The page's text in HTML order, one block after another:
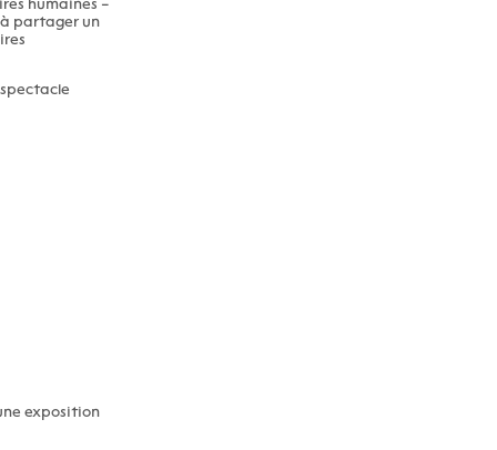
humaines –
partager un
exposition